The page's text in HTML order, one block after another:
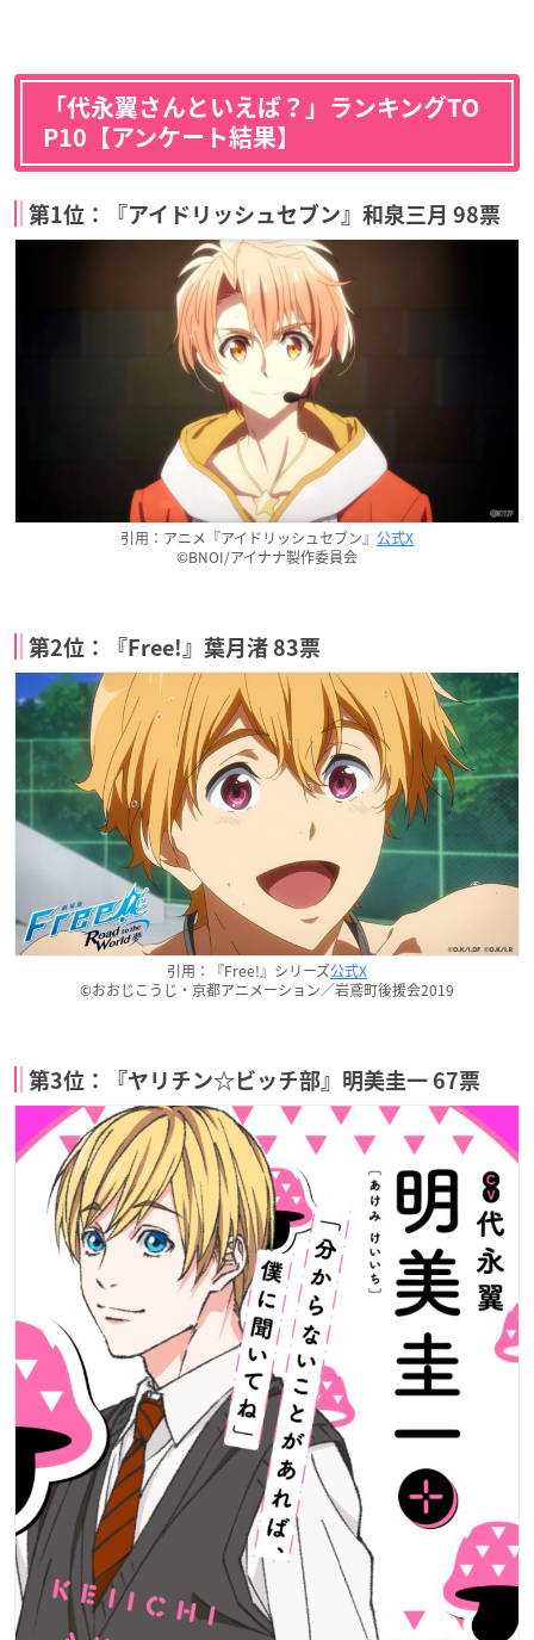
「代永翼さんといえば？」ランキングTO
P10【アンケート結果】
第1位：『アイドリッシュセブン』和泉三月 98票
引用：アニメ『アイドリッシュセブン』 公式X
©BNOI/アイナナ製作委員会
第2位：『Free!』葉月渚 83票
引用：『Free!』シリーズ公式X
©おおじこうじ・京都アニメーション／岩鳶町後援会2019
第3位：『ヤリチン☆ビッチ部』明美圭一 67票